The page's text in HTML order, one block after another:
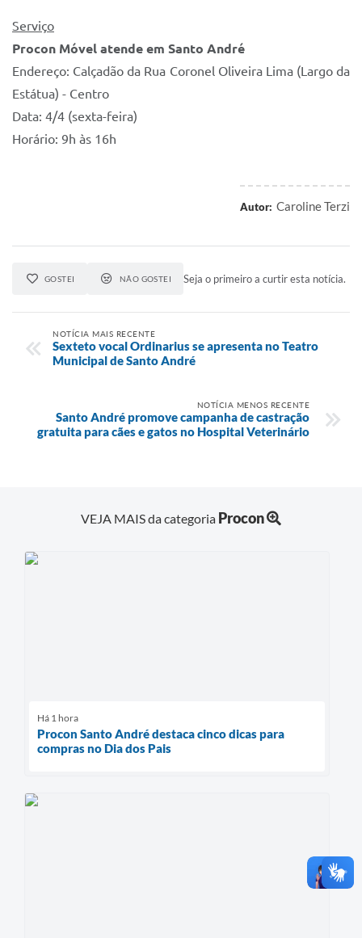
Serviço
Procon Móvel atende em Santo André
Endereço: Calçadão da Rua Coronel Oliveira Lima (Largo da
Estátua) - Centro
Data: 4/4 (sexta-feira)
Horário: 9h às 16h
Autor: Caroline Terzi
GOSTEI NÃO GOSTEI Seja o primeiro a curtir esta notícia.
NOTÍCIA MAIS RECENTE
Sexteto vocal Ordinarius se apresenta no Teatro
Municipal de Santo André
NOTÍCIA MENOS RECENTE
Santo André promove campanha de castração
gratuita para cães e gatos no Hospital Veterinário
VEJA MAIS da categoria Procon
Há 1 hora
Procon Santo André destaca cinco dicas para
compras no Dia dos Pais